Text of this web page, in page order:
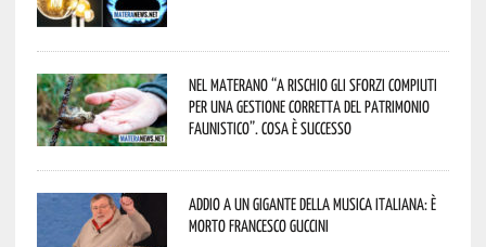
Nel materano “a rischio gli sforzi compiuti
per una gestione corretta del patrimonio
faunistico”. Cosa è successo
Addio a un gigante della musica italiana: è
morto Francesco Guccini